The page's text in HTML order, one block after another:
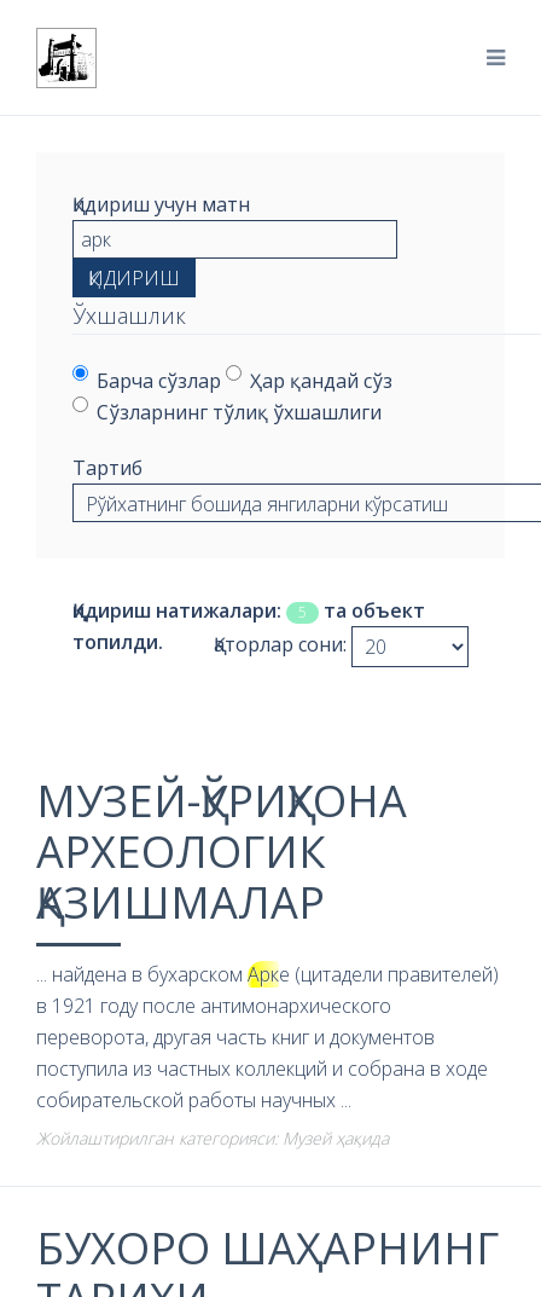
Қидириш учун матн
ҚИДИРИШ
Ўхшашлик
Барча сўзлар
Ҳар қандай сўз
Сўзларнинг тўлиқ ўхшашлиги
Тартиб
Қидириш натижалари: 5
та объект
топилди.
Қаторлар сони:
МУЗЕЙ-ҚЎРИҚХОНА
АРХЕОЛОГИК
ҚАЗИШМАЛАР
... найдена в бухарском Арке (цитадели правителей)
в 1921 году после антимонархического
переворота, другая часть книг и документов
поступила из частных коллекций и собрана в ходе
собирательской работы научных ...
Жойлаштирилган категорияси: Музей ҳақида
БУХОРО ШАҲАРНИНГ